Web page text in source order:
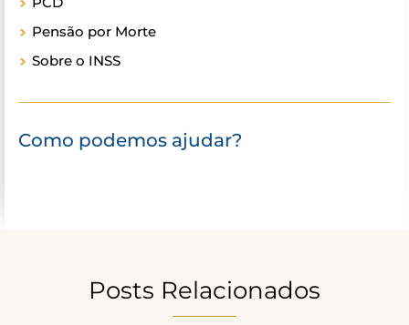
Pensão por Morte
Sobre o INSS
Como podemos ajudar?
Posts Relacionados